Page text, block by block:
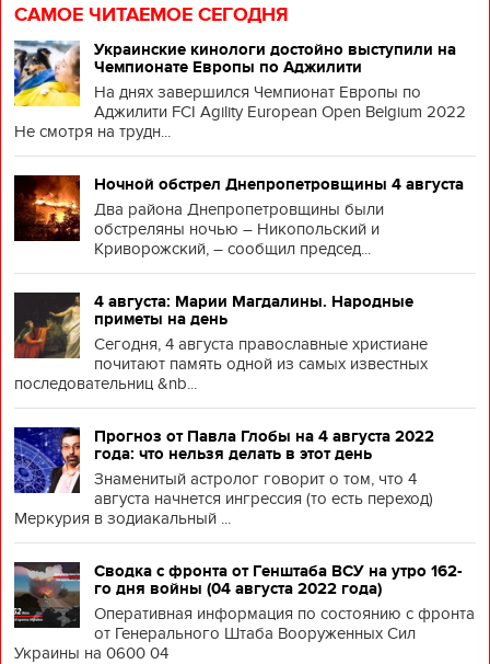
САМОЕ ЧИТАЕМОЕ СЕГОДНЯ
Украинские кинологи достойно выступили на
Чемпионате Европы по Аджилити
На днях завершился Чемпионат Европы по
Аджилити FCI Agility European Open Belgium 2022
Не смотря на трудн...
Ночной обстрел Днепропетровщины 4 августа
Два района Днепропетровщины были
обстреляны ночью – Никопольский и
Криворожский, – сообщил председ...
4 августа: Марии Магдалины. Народные
приметы на день
Сегодня, 4 августа православные христиане
почитают память одной из самых известных
последовательниц &nb...
Прогноз от Павла Глобы на 4 августа 2022
года: что нельзя делать в этот день
Знаменитый астролог говорит о том, что 4
августа начнется ингрессия (то есть переход)
Меркурия в зодиакальный ...
Сводка с фронта от Генштаба ВСУ на утро 162-
го дня войны (04 августа 2022 года)
Оперативная информация по состоянию с фронта
от Генерального Штаба Вооруженных Сил
Украины на 0600 04